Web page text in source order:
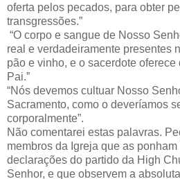
oferta pelos pecados, para obter
transgressões.”
“O corpo e sangue de Nosso
real e verdadeiramente presentes
pão e vinho, e o sacerdote
Pai.”
“Nós devemos cultuar Nosso
Sacramento, como o deveríamos
corporalmente”.
Não comentarei estas palavras.
membros da Igreja que as
declarações do partido da High
Senhor, e que observem a